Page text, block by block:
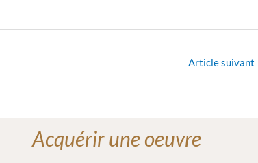
Article suivant
Acquérir une oeuvre